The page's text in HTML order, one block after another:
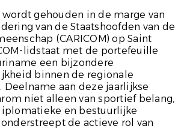
wordt gehouden in de marge van
van de Staatshoofden van de
(CARICOM) op Saint
lidstaat met de portefeuille
een bijzondere
binnen de regionale
Deelname aan deze jaarlijkse
niet alleen van sportief belang,
en bestuurlijke
de actieve rol van